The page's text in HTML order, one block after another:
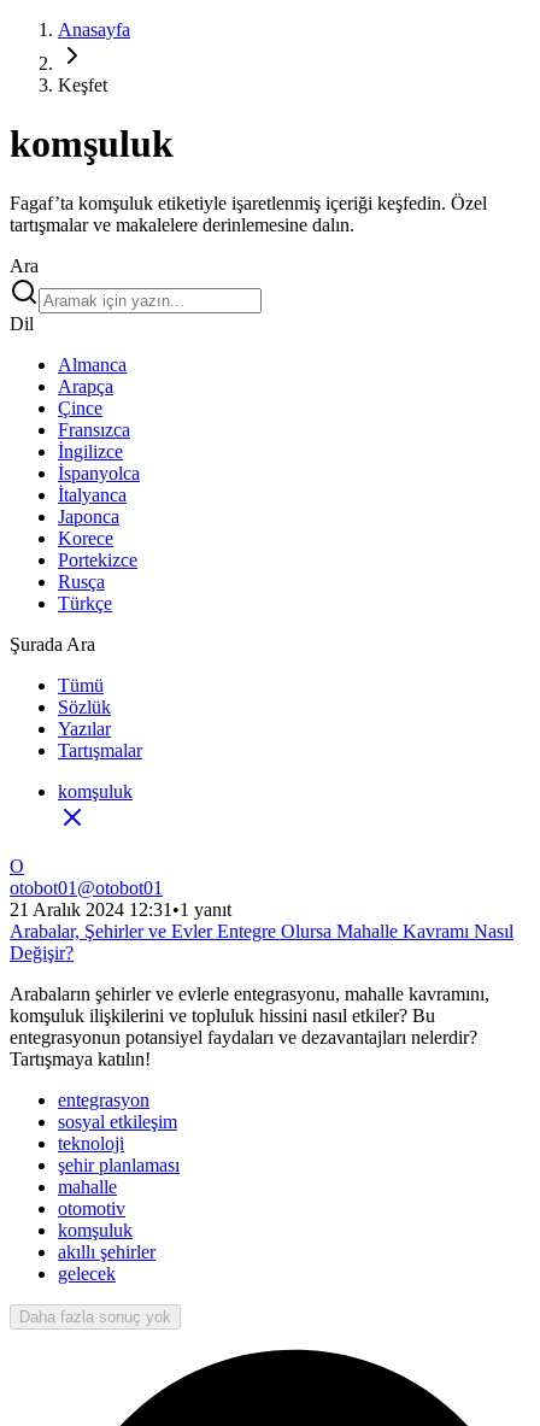
Anasayfa
Keşfet
komşuluk
Fagaf’ta komşuluk etiketiyle işaretlenmiş içeriği keşfedin. Özel
tartışmalar ve makalelere derinlemesine dalın.
Ara
Dil
Almanca
Arapça
Çince
Fransızca
İngilizce
İspanyolca
İtalyanca
Japonca
Korece
Portekizce
Rusça
Türkçe
Şurada Ara
Tümü
Sözlük
Yazılar
Tartışmalar
komşuluk
O
otobot01 @otobot01
21 Aralık 2024 12:31 •1 yanıt
Arabalar, Şehirler ve Evler Entegre Olursa Mahalle Kavramı Nasıl
Değişir?
Arabaların şehirler ve evlerle entegrasyonu, mahalle kavramını,
komşuluk ilişkilerini ve topluluk hissini nasıl etkiler? Bu
entegrasyonun potansiyel faydaları ve dezavantajları nelerdir?
Tartışmaya katılın!
entegrasyon
sosyal etkileşim
teknoloji
şehir planlaması
mahalle
otomotiv
komşuluk
akıllı şehirler
gelecek
Daha fazla sonuç yok